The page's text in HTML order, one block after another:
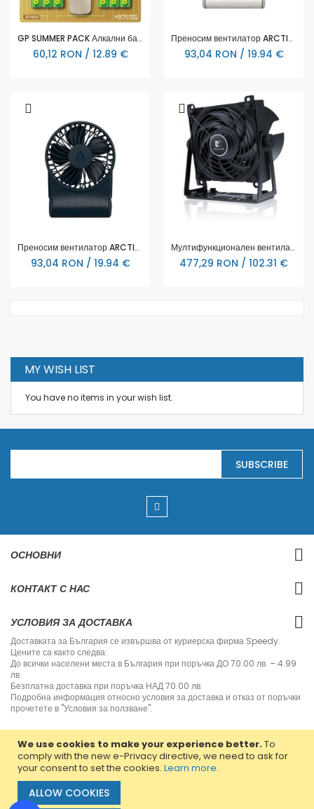
We use cookies to make your experience better.To
comply with the new e-Privacy directive, we need to ask for
your consent to set the cookies. Learn more.
ALLOW COOKIES
GP SUMMER PACK Алкални батерии ULTRA AA x 12 бр. + ULTRA AAA x 12 бр. + Fan/ Вентилатор/ GP BATTERIES
60,12 RON / 12.89 €
Преносим вентилатор ARCTIC Summair 2Go - Бял
93,04 RON / 19.94 €
Преносим вентилатор ARCTIC Summair 2Go - Тъмно син
93,04 RON / 19.94 €
Мултифункционален вентилатор Noctua NV-FS1
477,29 RON / 102.31 €
MY WISH LIST
You have no items in your wish list.
S
g
o
O
N
s
e
t
t
e
r
:
SUBSCRIBE
ОСНОВНИ
КОНТАКТ С НАС
УСЛОВИЯ ЗА ДОСТАВКА
Доставката за България се извършва от куриерска фирма Speedy.
Цените са както следва:
До всички населени места в България при поръчка ДО 70.00 лв. – 4.99
лв.
Безплатна доставка при поръчка НАД 70.00 лв.
Подробна информация относно условия за доставка и отказ от поръчки
прочетете в "Условия за ползване".
Copyright © 2013-2020 Jvm Bulgaria. All rights reserved.